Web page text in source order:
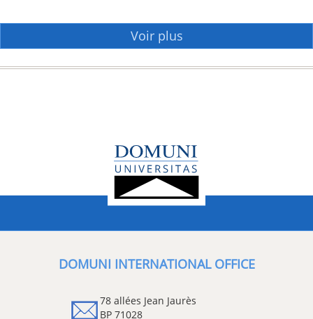
Voir plus
DOMUNI INTERNATIONAL OFFICE
78 allées Jean Jaurès
BP 71028